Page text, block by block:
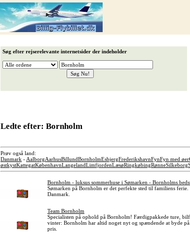
Søg efter rejserelevante internetsider der indeholder
Ledte efter: Bornholm
Prøv også land:
Danmark - AalborgAarhusBillundBornholmEsbjergFrederikshavnFynFyn med øer
østkystKattegatKøbenhavnLangelandLimfjordenLæsøRingkøbingRønneSilkeborg
Bornholm - luksus sommerhuse i Sømarken - Bornholms
Sømarken på Bornholm er det perfekte sted til familiens
Danmark.
Team Bornholm
Specialisten på ophold på Bornholm! Færdigpakkede ture,
vinter: Bornholm har altid noget nyt og spændende at byde
pris.